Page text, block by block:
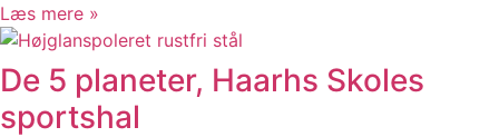
Læs mere »
De 5 planeter, Haarhs Skoles
sportshal